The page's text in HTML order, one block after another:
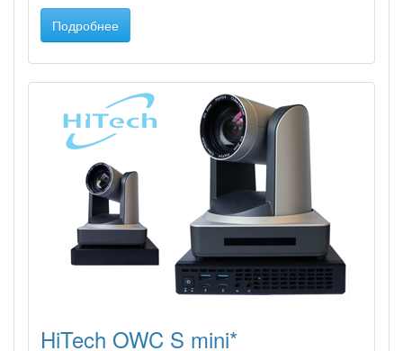
Подробнее
HiTech OWC S mini*